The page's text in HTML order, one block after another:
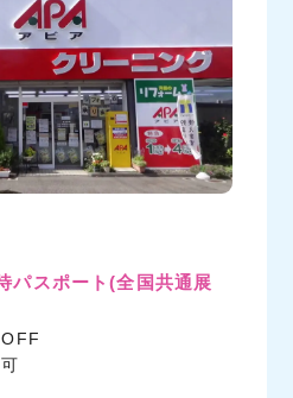
パスポート(全国共通展